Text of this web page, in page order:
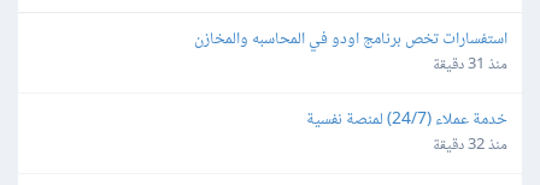
استفسارات تخص برنامج اودو في المحاسبه والمخازن
منذ 31 دقيقة
خدمة عملاء (24/7) لمنصة نفسية
منذ 32 دقيقة